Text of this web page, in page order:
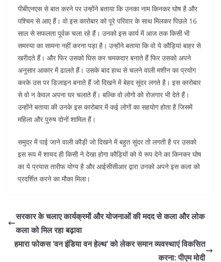
पीबीएनएस से बात करने पर उन्होंने बताया कि उनका नाम किनकर घोष है और
पश्चिम से आए हैं। वो इस कारोबार को पूरे परिवार के साथ मिलकर पिछले 16
साल से सफलता पूर्वक चला रहे हैं। उनको इस कार्य में आज तक किसी भी
समस्या का सामना नहीं करना पड़ा है। उन्होंने बताया कि वो ये कौड़ियां बाहर से
खरीदते हैं। और फिर उसको घिस कर चमकदार बनाते हैं फिर उसको अपने
अनुसार आकार में ढालते हैं। उसके बाद हाथ से चलने वाली मशीन का प्रयोग
करके उस पर डिजाइन बनाते हैं जो दिखने में बेहद सुंदर लगते है। इस कारोबार
से वो न केवल अपना घर चलाते हैं। बल्कि वो लोगो को रोजगार भी देते हैं।
उन्होंने बताया की उनके इस कारोबार में कई लोगों का सहयोग होता है जिसमें
महिला और पुरुष दोनों शामिल हैं।
समुद्र में पाई जाने वाली कौड़ी जो दिखने में बहुत सुंदर तो लगती है पर उसको
इस रूप में शायद ही किसी ने देखा होगा कौड़ियों को ये रूप देने का किनकर घोष
का ये प्रयास तारीफ योग्य है और आईसीसीआर द्वारा उनको अपने इस कला को
प्रदर्शित करने का मौका मिला।
सरकार के चलाए कार्यक्रमों और योजनाओं की मदद से कला और लोक
कला को मिल रहा बढ़ावा
हमारा फोकस ‘वन इंडिया वन हेल्थ’ को लेकर समान व्यवस्थाएं विकसित
करना: पीएम मोदी